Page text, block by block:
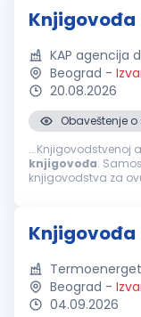
Knjigovođa
KAP agencija
Beograd -
20.08.2026
Obaveštenje
...Knjigovodstvenoj
knjigovođa.
knjigovodstva za ovu poziciju.
Knjigovođa
Beograd -
04.09.2026